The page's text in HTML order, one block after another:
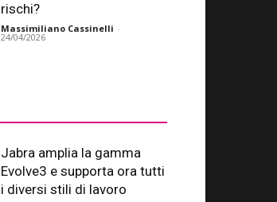
rischi?
Massimiliano Cassinelli -
24/04/2026
Jabra amplia la gamma
Evolve3 e supporta ora tutti
i diversi stili di lavoro